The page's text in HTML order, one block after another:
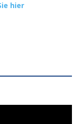
hier